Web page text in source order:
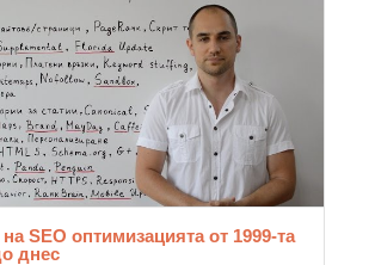
SEO оптимизацията от 1999-та
днес